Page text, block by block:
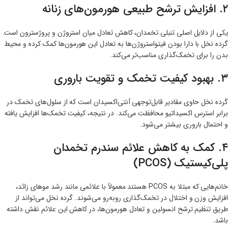
۲. افزایش ترشح طبیعی هورمون‌های زنانه
یکی از دلایل اصلی تنبلی تخمدان، کاهش تعادل میان استروژن و پروژسترون است.
گرده نخل با دارا بودن فیتواستروژن‌ها به تعادل این هورمون‌ها کمک کرده و محیط
بدن را برای تخمک‌گذاری مناسب‌تر می‌کند.
۳. بهبود کیفیت تخمک و تقویت باروری
گرده نخل حاوی مقادیر قابل‌توجهی آنتی‌اکسیدان است که از سلول‌های تخمک در
برابر استرس اکسیداتیو محافظت می‌کند. در نتیجه، کیفیت تخمک‌ها افزایش یافته
و احتمال باروری بیشتر می‌شود.
۴. کمک به کاهش علائم سندرم تخمدان
پلی‌کیستیک (PCOS)
خانم‌هایی که مبتلا به PCOS هستند معمولاً با علائمی مانند رشد موهای زائد،
افزایش وزن و اختلال در تخمک‌گذاری روبه‌رو می‌شوند. گرده نخل می‌تواند از
طریق تنظیم ترشح انسولین و تعادل هورمون‌ها، در کاهش این علائم نقش داشته
باشد.